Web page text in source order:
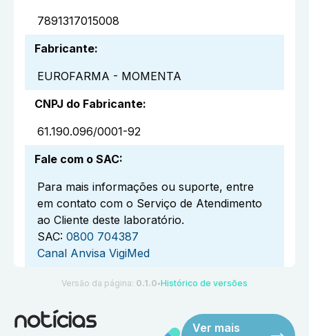
7891317015008
Fabricante:
EUROFARMA - MOMENTA
CNPJ do Fabricante:
61.190.096/0001-92
Fale com o SAC:
Para mais informações ou suporte, entre
em contato com o Serviço de Atendimento
ao Cliente deste laboratório.
SAC: 0800 704387
Canal Anvisa VigiMed
Versão da página: 0.1.0 ●Histórico de versões
notícias
Ver mais